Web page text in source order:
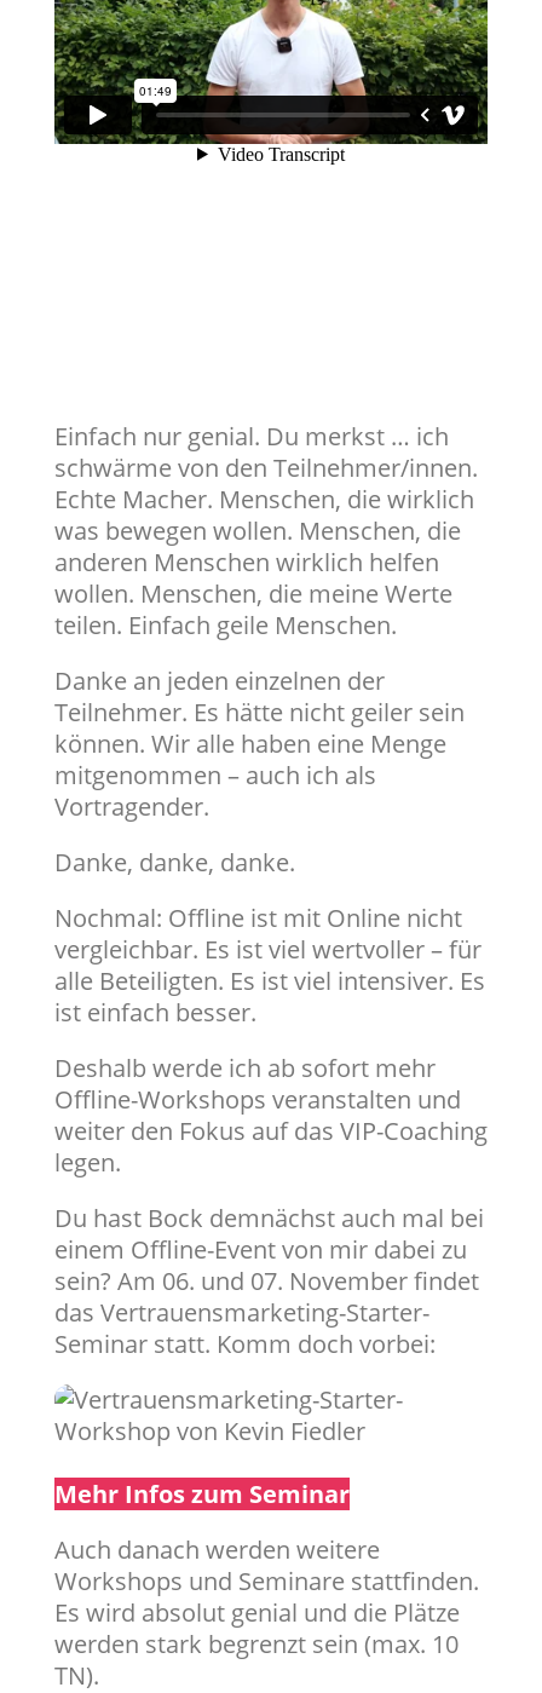
Einfach nur genial. Du merkst … ich
schwärme von den Teilnehmer/innen.
Echte Macher. Menschen, die wirklich
was bewegen wollen. Menschen, die
anderen Menschen wirklich helfen
wollen. Menschen, die meine Werte
teilen. Einfach geile Menschen.
Danke an jeden einzelnen der
Teilnehmer. Es hätte nicht geiler sein
können. Wir alle haben eine Menge
mitgenommen – auch ich als
Vortragender.
Danke, danke, danke.
Nochmal: Offline ist mit Online nicht
vergleichbar. Es ist viel wertvoller – für
alle Beteiligten. Es ist viel intensiver. Es
ist einfach besser.
Deshalb werde ich ab sofort mehr
Offline-Workshops veranstalten und
weiter den Fokus auf das VIP-Coaching
legen.
Du hast Bock demnächst auch mal bei
einem Offline-Event von mir dabei zu
sein? Am 06. und 07. November findet
das Vertrauensmarketing-Starter-
Seminar statt. Komm doch vorbei:
Mehr Infos zum Seminar
Auch danach werden weitere
Workshops und Seminare stattfinden.
Es wird absolut genial und die Plätze
werden stark begrenzt sein (max. 10
TN).